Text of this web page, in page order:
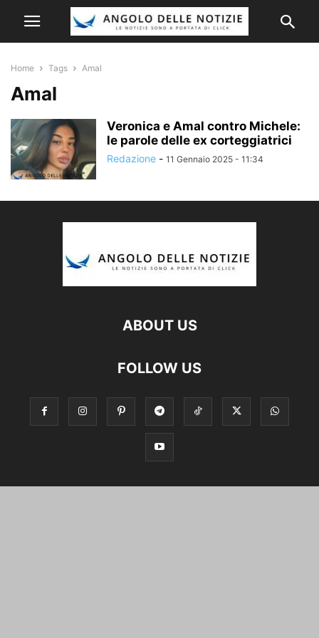
Home Tags Amal
Amal
Veronica e Amal contro Michele:
le parole delle ex corteggiatrici
Redazione - 11 Gennaio 2025 - 11:34
ABOUT US
FOLLOW US